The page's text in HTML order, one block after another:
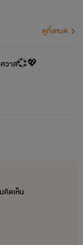
ดูทั้งหมด
วาส💞💖
คิดเห็น